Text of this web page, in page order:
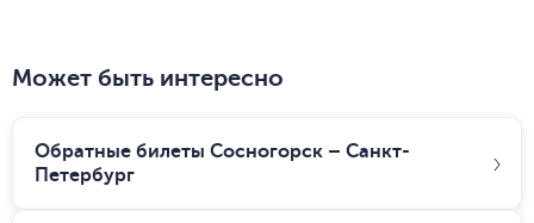
Может быть интересно
Обратные билеты Сосногорск – Санкт-
Петербург